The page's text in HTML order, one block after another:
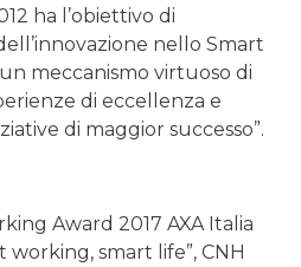
ha l’obiettivo di
nello Smart
meccanismo virtuoso di
di eccellenza e
di maggior successo”.
Award 2017 AXA Italia
smart life”, CNH